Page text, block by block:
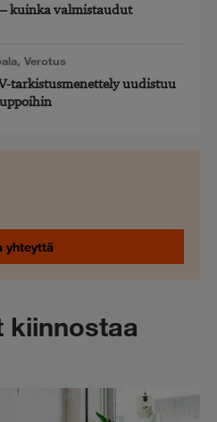
kuinka valmistaudut
, Verotus
tarkistusmenettely uudistuu
yhteyttä
kiinnostaa